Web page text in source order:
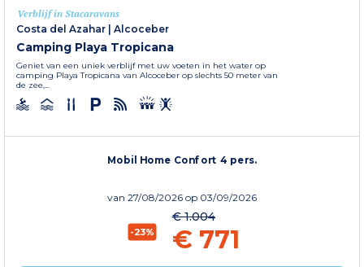
Verblijf in Stacaravans
Costa del Azahar
Alcoceber
Camping Playa Tropicana
Geniet van een uniek verblijf met uw voeten in het water op
camping Playa Tropicana van Alcoceber op slechts 50 meter van
de zee,...
Mobil Home Confort 4 pers.
van 27/08/2026 op 03/09/2026
-23%
€ 1.004
€ 771